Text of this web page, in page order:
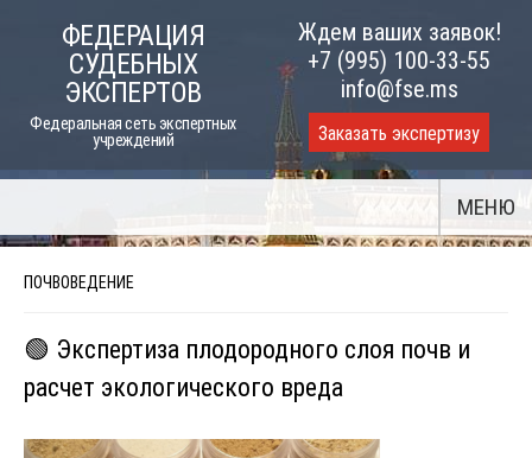
ФЕДЕРАЦИЯ
СУДЕБНЫХ
ЭКСПЕРТОВ
Федеральная сеть экспертных
учреждений
Ждем ваших заявок!
+7 (995) 100-33-55
info@fse.ms
Заказать экспертизу
МЕНЮ
ПОЧВОВЕДЕНИЕ
🟢 Экспертиза плодородного слоя почв и
расчет экологического вреда